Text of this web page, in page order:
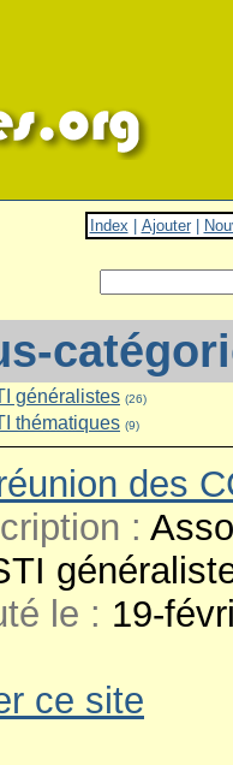
Index Ajouter
généralistes (26)
thématiques (9)
des
:
le : 19-
ce site